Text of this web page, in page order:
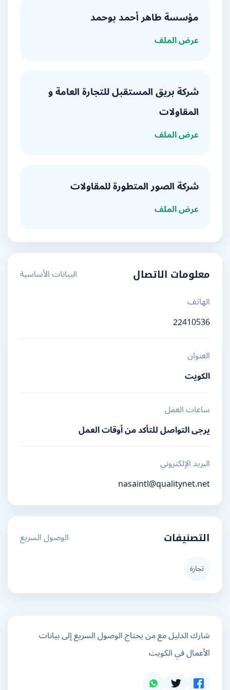
مؤسسة طاهر أحمد بوحمد
عرض الملف
شركة بريق المستقبل للتجارة العامة و
المقاولات
عرض الملف
شركة الصور المتطورة للمقاولات
عرض الملف
معلومات الاتصال
البيانات الأساسية
الهاتف
22410536
العنوان
الكويت
ساعات العمل
يرجى التواصل للتأكد من أوقات العمل
البريد الإلكتروني
nasaintl@qualitynet.net
التصنيفات الوصول السريع
شارك الدليل مع من يحتاج الوصول السريع إلى بيانات
الأعمال في الكويت